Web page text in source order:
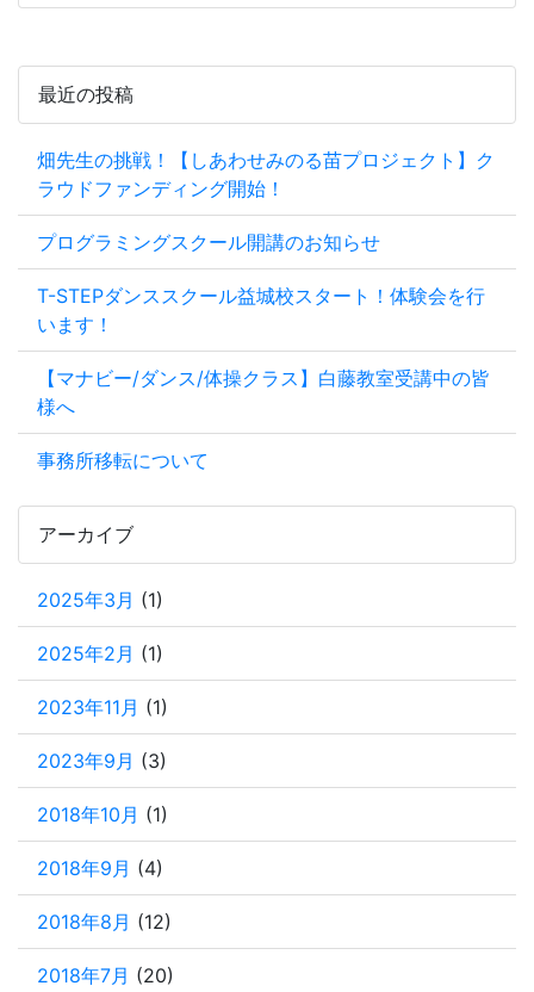
最近の投稿
畑先生の挑戦！【しあわせみのる苗プロジェクト】ク
ラウドファンディング開始！
プログラミングスクール開講のお知らせ
T-STEPダンススクール益城校スタート！体験会を行
います！
【マナビー/ダンス/体操クラス】白藤教室受講中の皆
様へ
事務所移転について
アーカイブ
2025年3月 (1)
2025年2月 (1)
2023年11月 (1)
2023年9月 (3)
2018年10月 (1)
2018年9月 (4)
2018年8月 (12)
2018年7月 (20)